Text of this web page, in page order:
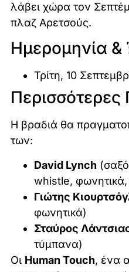
λάβει χώρα τον
πλαζ Αρετσούς.
Ημερομηνία
Τρίτη, 10
Η βραδιά θα
των:
David Lynch
whistle,
Γιώτης
φωνητικά)
Σταύρος
τύμπανα)
Οι Human Touch, ένα